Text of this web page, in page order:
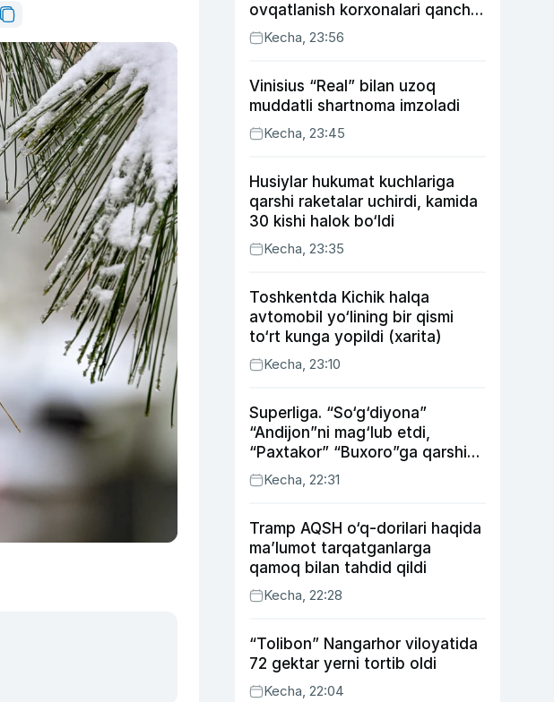
ovqatlanish korxonalari qancha
soliq toʻlagani ochiqlandi
Kecha, 23:56
Vinisius “Real” bilan uzoq
muddatli shartnoma imzoladi
Kecha, 23:45
Husiylar hukumat kuchlariga
qarshi raketalar uchirdi, kamida
30 kishi halok bo‘ldi
Kecha, 23:35
Toshkentda Kichik halqa
avtomobil yo‘lining bir qismi
to‘rt kunga yopildi (xarita)
Kecha, 23:10
Superliga. “So‘g‘diyona”
“Andijon”ni mag‘lub etdi,
“Paxtakor” “Buxoro”ga qarshi
bahsda g‘alabani qo‘ldan
chiqardi
Kecha, 22:31
Tramp AQSH o‘q-dorilari haqida
ma’lumot tarqatganlarga
qamoq bilan tahdid qildi
Kecha, 22:28
“Tolibon” Nangarhor viloyatida
72 gektar yerni tortib oldi
Kecha, 22:04